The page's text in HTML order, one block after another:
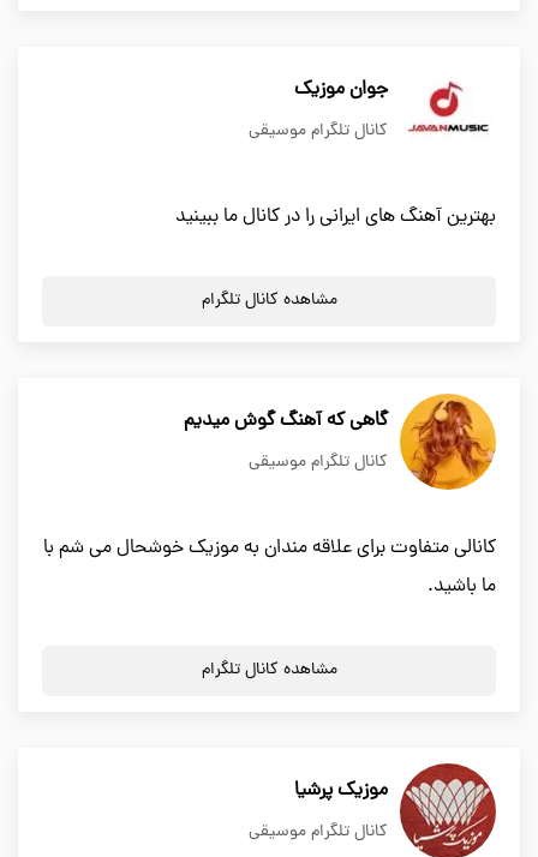
جوان موزیک
کانال تلگرام موسیقی
بهترین آهنگ های ایرانی را در کانال ما ببینید
مشاهده کانال تلگرام
گاهی که آهنگ گوش میدیم
کانال تلگرام موسیقی
کانالی متفاوت برای علاقه مندان به موزیک خوشحال می شم با
ما باشید.
مشاهده کانال تلگرام
موزیک پرشیا
کانال تلگرام موسیقی